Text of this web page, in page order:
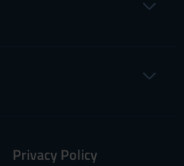
Privacy Policy